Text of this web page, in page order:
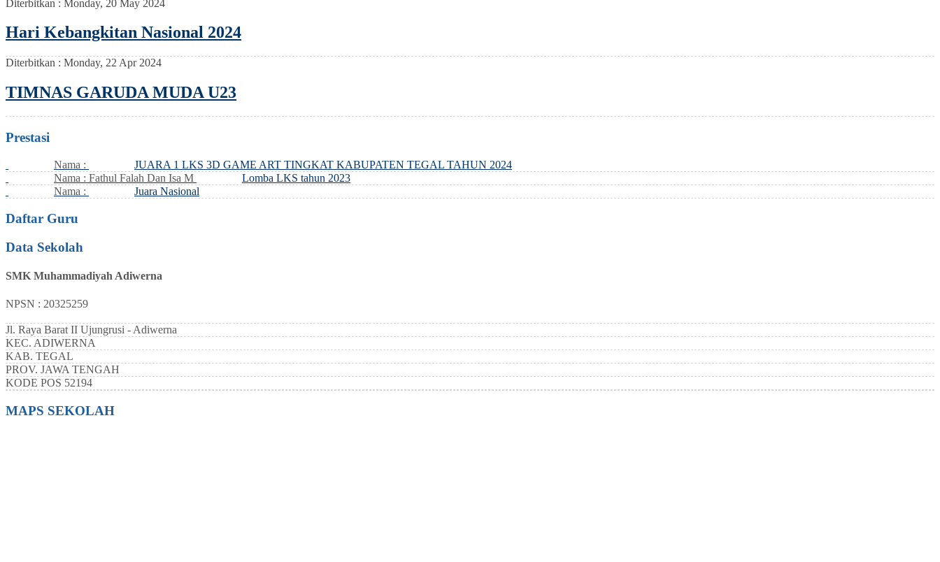
Diterbitkan : Monday, 20 May 2024
Hari Kebangkitan Nasional 2024
Diterbitkan : Monday, 22 Apr 2024
TIMNAS GARUDA MUDA U23
Prestasi
Nama :
JUARA 1 LKS 3D GAME ART TINGKAT KABUPATEN TEGAL TAHUN 2024
Nama : Fathul Falah Dan Isa M
Lomba LKS tahun 2023
Nama :
Juara Nasional
Daftar Guru
Data Sekolah
SMK Muhammadiyah Adiwerna
NPSN : 20325259
Jl. Raya Barat II Ujungrusi - Adiwerna
KEC. ADIWERNA
KAB. TEGAL
PROV. JAWA TENGAH
KODE POS 52194
MAPS SEKOLAH